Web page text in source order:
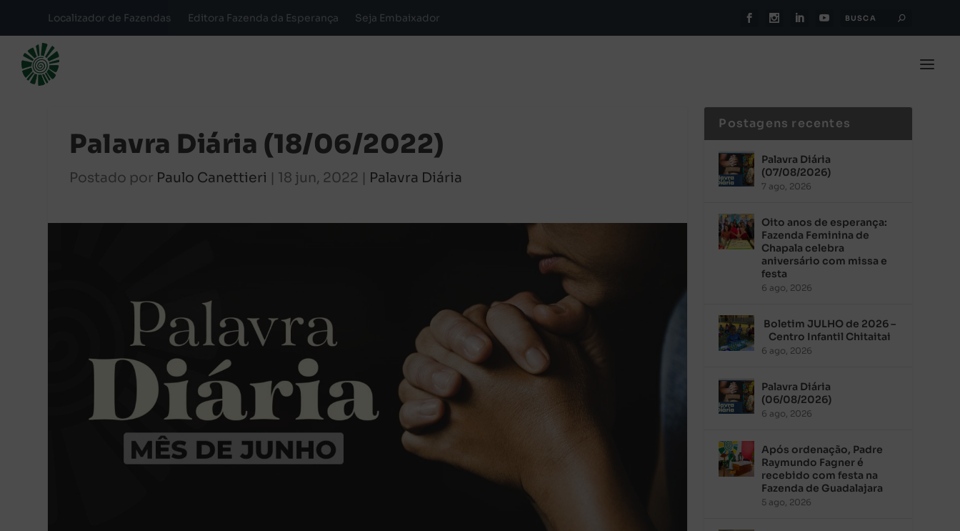
Localizador de Fazendas Editora Fazenda da Esperança Seja Embaixador
Palavra Diária (18/06/2022)
Postado por Paulo Canettieri | 18 jun, 2022 | Palavra Diária
Postagens recentes
Palavra Diária
(07/08/2026)
7 ago, 2026
Oito anos de esperança:
Fazenda Feminina de
Chapala celebra
aniversário com missa e
festa
6 ago, 2026
Boletim JULHO de 2026 –
Centro Infantil Chitaitai
6 ago, 2026
Palavra Diária
(06/08/2026)
6 ago, 2026
Após ordenação, Padre
Raymundo Fagner é
recebido com festa na
Fazenda de Guadalajara
5 ago, 2026